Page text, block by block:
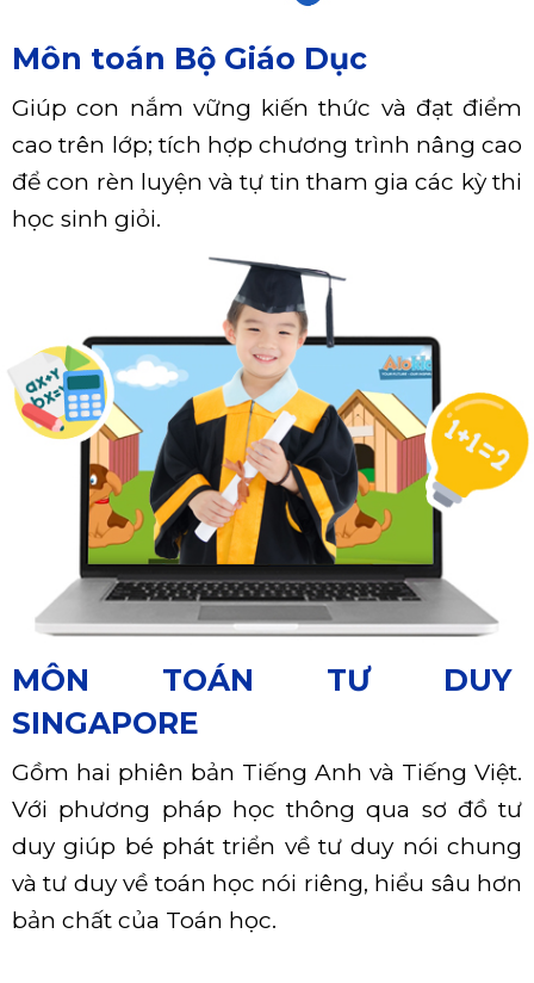
Môn toán Bộ Giáo Dục
Giúp con nắm vững kiến thức và đạt điểm
cao trên lớp; tích hợp chương trình nâng cao
để con rèn luyện và tự tin tham gia các kỳ thi
học sinh giỏi.
MÔN TOÁN TƯ DUY
SINGAPORE
Gồm hai phiên bản Tiếng Anh và Tiếng Việt.
Với phương pháp học thông qua sơ đồ tư
duy giúp bé phát triển về tư duy nói chung
và tư duy về toán học nói riêng, hiểu sâu hơn
bản chất của Toán học.